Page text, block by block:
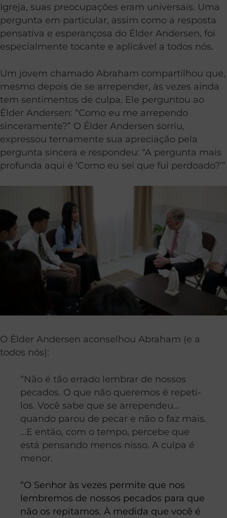
Igreja, suas preocupações eram universais. Uma
pergunta em particular, assim como a resposta
pensativa e esperançosa do Élder Andersen, foi
especialmente tocante e aplicável a todos nós.
Um jovem chamado Abraham compartilhou que,
mesmo depois de se arrepender, às vezes ainda
tem sentimentos de culpa. Ele perguntou ao
Élder Andersen: “Como eu me arrependo
sinceramente?” O Élder Andersen sorriu,
expressou ternamente sua apreciação pela
pergunta sincera e respondeu: “A pergunta mais
profunda aqui é ‘Como eu sei que fui perdoado?’”
O Élder Andersen aconselhou Abraham (e a
todos nós):
“Não é tão errado lembrar de nossos
pecados. O que não queremos é repeti-
los. Você sabe que se arrependeu…
quando parou de pecar e não o faz mais.
…E então, com o tempo, percebe que
está pensando menos nisso. A culpa é
menor.
“O Senhor às vezes permite que nos
lembremos de nossos pecados para que
não os repitamos. À medida que você é